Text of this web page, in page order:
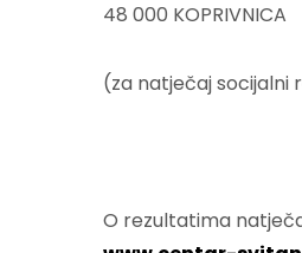
48 000 KOPRIVNICA
(za natječaj
O rezultatima